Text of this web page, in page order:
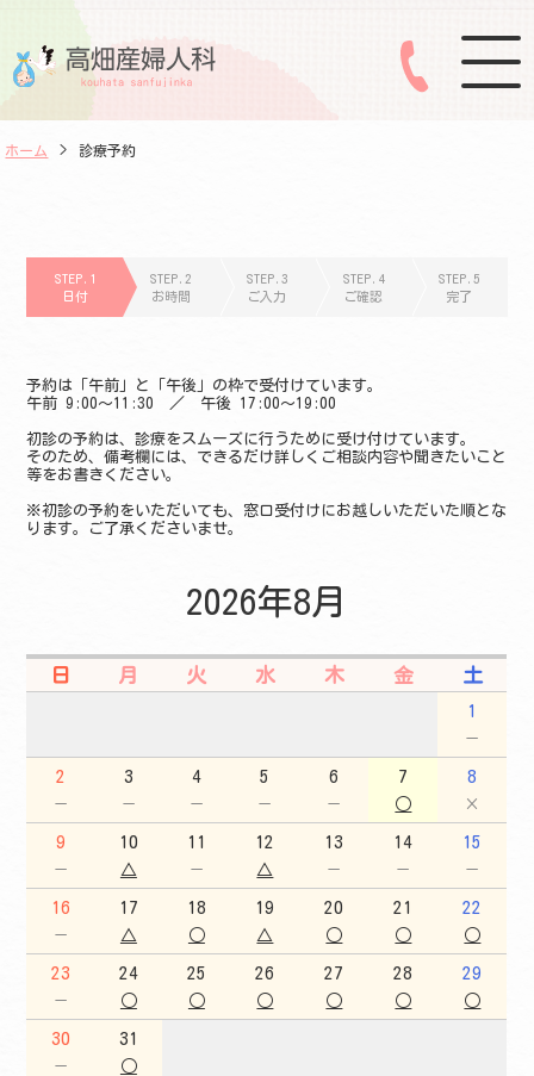
ホーム > 診療予約
STEP.1
日付
STEP.2
お時間
STEP.3
ご入力
STEP.4
ご確認
STEP.5
完了
予約は「午前」と「午後」の枠で受付けています。
午前 9:00～11:30 ／ 午後 17:00～19:00
初診の予約は、診療をスムーズに行うために受け付けています。
そのため、備考欄には、できるだけ詳しくご相談内容や聞きたいこと
等をお書きください。
※初診の予約をいただいても、窓口受付けにお越しいただいた順とな
ります。ご了承くださいませ。
2026年8月
日 月 火 水 木 金 土
1
－
2
－
3
－
4
－
5
－
6
－
7
○
8
×
9
－
10
△
11
－
12
△
13
－
14
－
15
－
16
－
17
△
18
○
19
△
20
○
21
○
22
○
23
－
24
○
25
○
26
○
27
○
28
○
29
○
30
－
31
○